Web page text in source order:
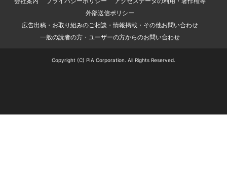
外部送信ポリシー
広告出稿・お取り組みのご相談・情報掲載・その他お問い合わせ
一般の読者の方・ユーザーの方からのお問い合わせ
Copyright (C) PIA Corporation. All Rights Reserved.